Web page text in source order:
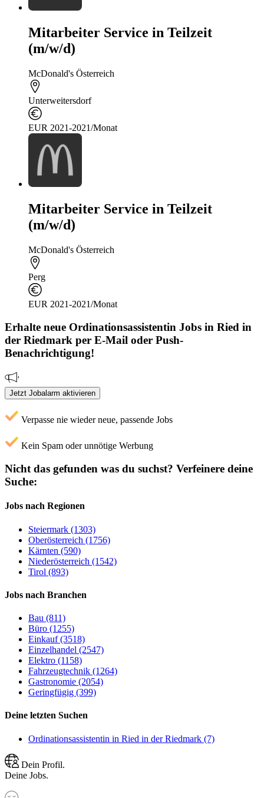
Mitarbeiter Service in Teilzeit
(m/w/d)
McDonald's Österreich
Unterweitersdorf
EUR 2021-2021/Monat
Mitarbeiter Service in Teilzeit
(m/w/d)
McDonald's Österreich
Perg
EUR 2021-2021/Monat
Erhalte neue Ordinationsassistentin Jobs in Ried in
der Riedmark per E-Mail oder Push-
Benachrichtigung!
Jetzt Jobalarm aktivieren
Verpasse nie wieder neue, passende Jobs
Kein Spam oder unnötige Werbung
Nicht das gefunden was du suchst? Verfeinere deine
Suche:
Jobs nach Regionen
Steiermark (1303)
Oberösterreich (1756)
Kärnten (590)
Niederösterreich (1542)
Tirol (893)
Jobs nach Branchen
Bau (811)
Büro (1255)
Einkauf (3518)
Einzelhandel (2547)
Elektro (1158)
Fahrzeugtechnik (1264)
Gastronomie (2054)
Geringfügig (399)
Deine letzten Suchen
Ordinationsassistentin in Ried in der Riedmark (7)
Dein Profil.
Deine Jobs.